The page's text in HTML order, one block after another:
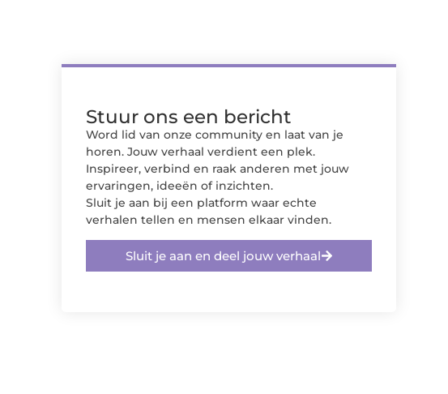
Stuur ons een bericht
Word lid van onze community en laat van je
horen. Jouw verhaal verdient een plek.
Inspireer, verbind en raak anderen met jouw
ervaringen, ideeën of inzichten.
Sluit je aan bij een platform waar echte
verhalen tellen en mensen elkaar vinden.
Sluit je aan en deel jouw verhaal